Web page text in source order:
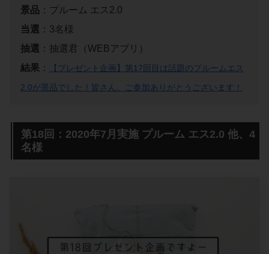
景品 ：プルーム エス2.0
当選 ：3名様
抽選 ：抽選君（WEBアプリ）
結果：
【プレゼント企画】第17回目は話題のプルームエス
2.0が景品でした！皆さん、ご参加ありがとうございます！
第18回：2020年7月実施 プルーム エス2.0 他、4
名様